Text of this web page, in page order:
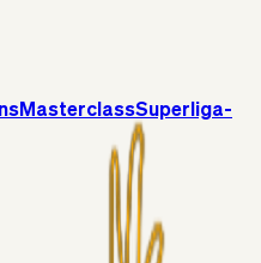
MasterclassSuperliga-